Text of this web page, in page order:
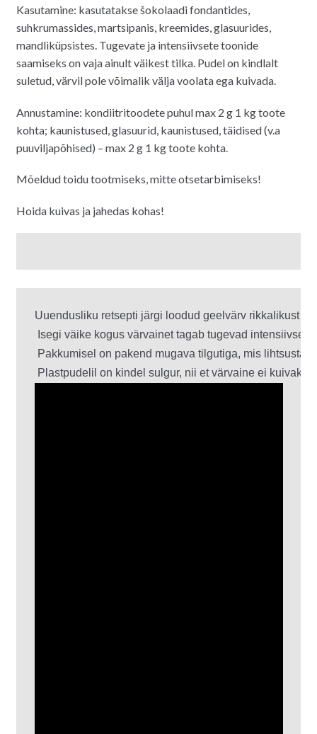
Kasutamine: kasutatakse šokolaadi fondantides,
suhkrumassides, martsipanis, kreemides, glasuurides,
mandliküpsistes. Tugevate ja intensiivsete toonide
saamiseks on vaja ainult väikest tilka. Pudel on kindlalt
suletud, värvil pole võimalik välja voolata ega kuivada.
Annustamine: kondiitritoodete puhul max 2 g 1 kg toote
kohta; kaunistused, glasuurid, kaunistused, täidised (v.a
puuviljapõhised) – max 2 g 1 kg toote kohta.
Mõeldud toidu tootmiseks, mitte otsetarbimiseks!
Hoida kuivas ja jahedas kohas!
Uuendusliku retsepti järgi loodud geelvärv rikkalikust
Isegi väike kogus värvainet tagab tugevad
Pakkumisel on pakend mugava tilgutiga, mis lihtsustab